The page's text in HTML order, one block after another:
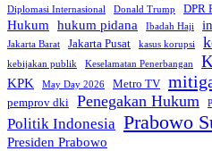
Diplomasi Internasional Donald Trump DPR
Hukum hukum pidana Ibadah Haji
Jakarta Barat Jakarta Pusat kasus korupsi
kebijakan publik Keselamatan Penerbangan
KPK May Day 2026 Metro TV
pemprov dki Penegakan Hukum
Politik Indonesia Prabowo
Presiden Prabowo